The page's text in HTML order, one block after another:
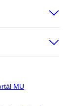
MU